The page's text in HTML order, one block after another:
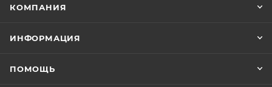
КОМПАНИЯ
ИНФОРМАЦИЯ
ПОМОЩЬ